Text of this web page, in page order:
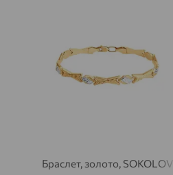
Браслет, золото, SOKOLOV